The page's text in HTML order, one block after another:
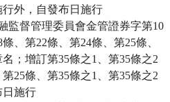
外，自發布日施行
監督管理委員會金管證券字第10
、第22條、第24條、第25條、
；增訂第35條之1、第35條之2
25條、第35條之1、第35條之2
施行